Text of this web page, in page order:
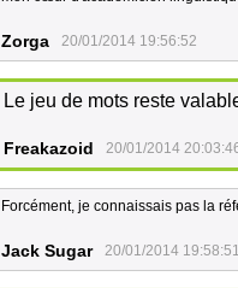
Zorga 20/01/2014 19:56:52
Le jeu de mots reste
Freakazoid 20/01/2014
Forcément, je connaissais pas la
Jack Sugar 20/01/2014